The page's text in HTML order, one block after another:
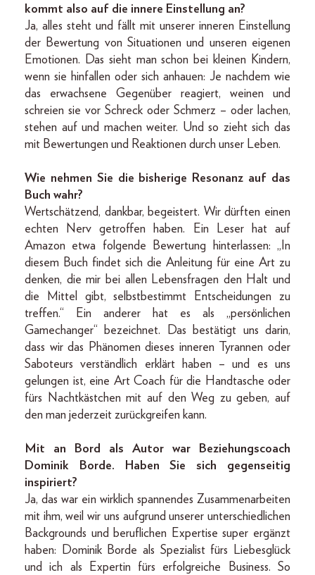
kommt also auf die innere Einstellung an?
Ja, alles steht und fällt mit unserer inneren Einstellung
der Bewertung von Situationen und unseren eigenen
Emotionen. Das sieht man schon bei kleinen Kindern,
wenn sie hinfallen oder sich anhauen: Je nachdem wie
das erwachsene Gegenüber reagiert, weinen und
schreien sie vor Schreck oder Schmerz – oder lachen,
stehen auf und machen weiter. Und so zieht sich das
mit Bewertungen und Reaktionen durch unser Leben.
Wie nehmen Sie die bisherige Resonanz auf das
Buch wahr?
Wertschätzend, dankbar, begeistert. Wir dürften einen
echten Nerv getroffen haben. Ein Leser hat auf
Amazon etwa folgende Bewertung hinterlassen: „In
diesem Buch findet sich die Anleitung für eine Art zu
denken, die mir bei allen Lebensfragen den Halt und
die Mittel gibt, selbstbestimmt Entscheidungen zu
treffen.“ Ein anderer hat es als „persönlichen
Gamechanger“ bezeichnet. Das bestätigt uns darin,
dass wir das Phänomen dieses inneren Tyrannen oder
Saboteurs verständlich erklärt haben – und es uns
gelungen ist, eine Art Coach für die Handtasche oder
fürs Nachtkästchen mit auf den Weg zu geben, auf
den man jederzeit zurückgreifen kann.
Mit an Bord als Autor war Beziehungscoach
Dominik Borde. Haben Sie sich gegenseitig
inspiriert?
Ja, das war ein wirklich spannendes Zusammenarbeiten
mit ihm, weil wir uns aufgrund unserer unterschiedlichen
Backgrounds und beruflichen Expertise super ergänzt
haben: Dominik Borde als Spezialist fürs Liebesglück
und ich als Expertin fürs erfolgreiche Business. So